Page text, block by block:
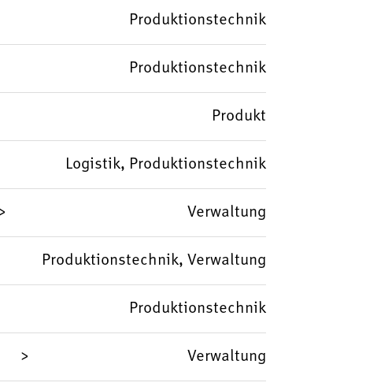
Produktionstechnik
Produktionstechnik
Produkt
Logistik, Produktionstechnik
Verwaltung
Produktionstechnik, Verwaltung
Produktionstechnik
Verwaltung